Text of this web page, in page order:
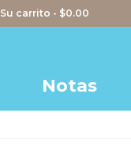
Su carrito - $0.00
Notas